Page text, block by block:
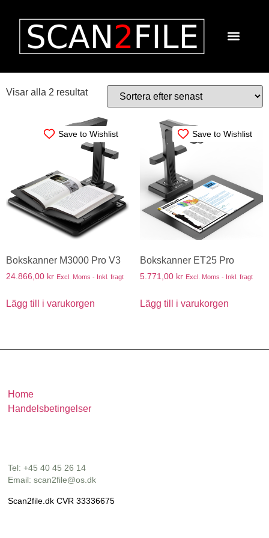
Home»M 3000 Pro
M 3000 Pro
Visar alla 2 resultat
Save to Wishlist
Bokskanner M3000 Pro V3
24.866,00 kr Excl. Moms - Inkl. fragt
Lägg till i varukorgen
Save to Wishlist
Bokskanner ET25 Pro
5.771,00 kr Excl. Moms - Inkl. fragt
Lägg till i varukorgen
Tel: +45 40 45 26 14
Email: scan2file@os.dk
Scan2file.dk CVR 33336675
Home
Handelsbetingelser